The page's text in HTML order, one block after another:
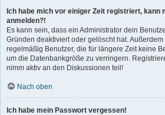
Ich habe mich vor einiger Zeit registriert, kann
anmelden?!
Es kann sein, dass ein Administrator dein
Gründen deaktiviert oder gelöscht hat.
regelmäßig Benutzer, die für längere Zeit keine
um die Datenbankgröße zu verringern.
nimm aktiv an den Diskussionen teil!
Nach oben
Ich habe mein Passwort vergessen!